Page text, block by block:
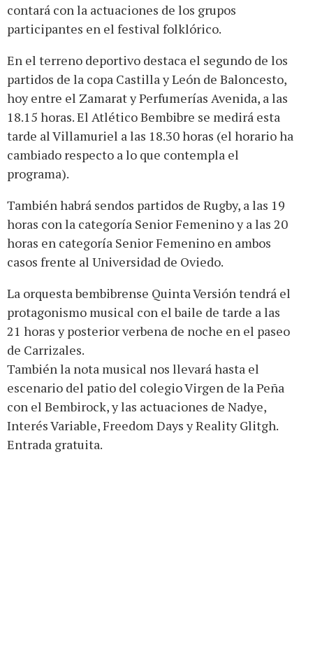
contará con la actuaciones de los grupos
participantes en el festival folklórico.
En el terreno deportivo destaca el segundo de los
partidos de la copa Castilla y León de Baloncesto,
hoy entre el Zamarat y Perfumerías Avenida, a las
18.15 horas. El Atlético Bembibre se medirá esta
tarde al Villamuriel a las 18.30 horas (el horario ha
cambiado respecto a lo que contempla el
programa).
También habrá sendos partidos de Rugby, a las 19
horas con la categoría Senior Femenino y a las 20
horas en categoría Senior Femenino en ambos
casos frente al Universidad de Oviedo.
La orquesta bembibrense Quinta Versión tendrá el
protagonismo musical con el baile de tarde a las
21 horas y posterior verbena de noche en el paseo
de Carrizales.
También la nota musical nos llevará hasta el
escenario del patio del colegio Virgen de la Peña
con el Bembirock, y las actuaciones de Nadye,
Interés Variable, Freedom Days y Reality Glitgh.
Entrada gratuita.